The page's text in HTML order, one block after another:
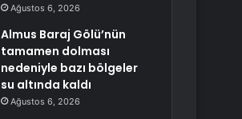
Ağustos 6, 2026
Almus Baraj Gölü’nün
tamamen dolması
nedeniyle bazı bölgeler
su altında kaldı
Ağustos 6, 2026